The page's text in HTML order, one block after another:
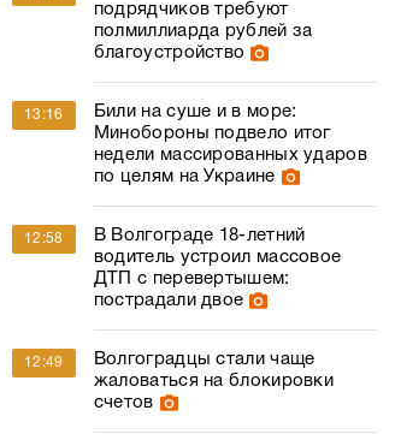
подрядчиков требуют
полмиллиарда рублей за
благоустройство
13:16
Били на суше и в море:
Минобороны подвело итог
недели массированных ударов
по целям на Украине
12:58
В Волгограде 18-летний
водитель устроил массовое
ДТП с перевертышем:
пострадали двое
12:49
Волгоградцы стали чаще
жаловаться на блокировки
счетов